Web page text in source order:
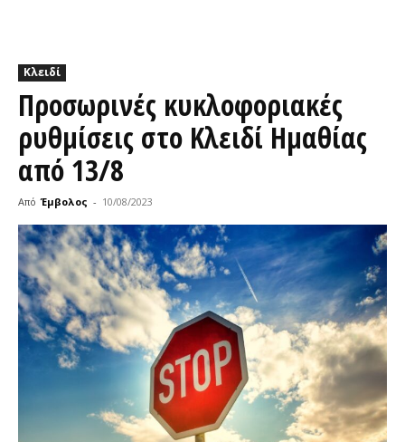
Κλειδί
Προσωρινές κυκλοφοριακές
ρυθμίσεις στο Κλειδί Ημαθίας
από 13/8
Από Έμβολος - 10/08/2023